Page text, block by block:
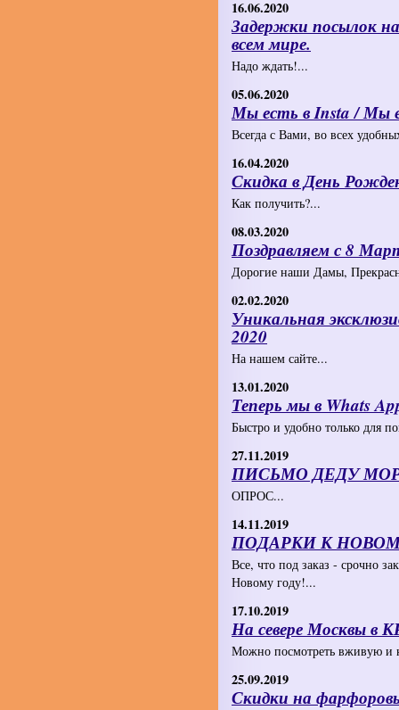
16.06.2020
Задержки посылок
всем мире.
Надо ждать!...
05.06.2020
Мы есть в Insta / Мы
Всегда с Вами, во всех
16.04.2020
Скидка в День
Как получить?...
08.03.2020
Поздравляем с 8
Дорогие наши Дамы,
02.02.2020
Уникальная
2020
На нашем сайте...
13.01.2020
Теперь мы в Whats
Быстро и удобно только для
27.11.2019
ПИСЬМО ДЕДУ
ОПРОС...
14.11.2019
ПОДАРКИ К
Все, что под заказ - срочно
Новому году!...
17.10.2019
На севере Москвы
Можно посмотреть вживую и
25.09.2019
Скидки на